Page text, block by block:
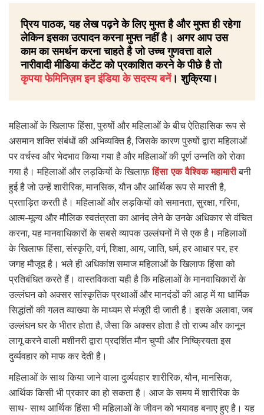
प्रिय पाठक, यह लेख पढ़ने के लिए मुफ्त है और मुफ्त ही रहेगा
लेकिन इसका उत्पादन करना मुफ्त नहीं है। अगर आप उस
काम का समर्थन करना चाहते है जो उच्च गुणवत्ता वाले
नारीवादी मीडिया कंटेंट को प्रकाशित करने के पीछे है तो
कृपया फेमिनिज़म इन इंडिया के सदस्य बनें। शुक्रिया।
महिलाओं के खिलाफ हिंसा, पुरुषों और महिलाओं के बीच ऐतिहासिक रूप से
असमान शक्ति संबंधों की अभिव्यक्ति है, जिसके कारण पुरुषों द्वारा महिलाओं
पर वर्चस्व और भेदभाव किया गया है और महिलाओं की पूर्ण उन्नति को रोका
गया है। महिलाओं और लड़कियों के खिलाफ़हिंसा एक वैश्विक महामारीबनी
हुई है जो उन्हें शारीरिक, मानसिक, यौन और आर्थिक रूप से मारती है,
प्रताड़ित करती है। महिलाओं और लड़कियों को समानता, सुरक्षा, गरिमा,
आत्म-मूल्य और मौलिक स्वतंत्रता का आनंद लेने के उनके अधिकार से वंचित
करना, यह मानवाधिकारों के सबसे व्यापक उल्लंघनों में से एक है। महिलाओं
के खिलाफ हिंसा, संस्कृति, वर्ग, शिक्षा, आय, जाति, धर्म, हर आधार पर, हर
जगह मौजूद है। भले ही अधिकांश समाज महिलाओं के खिलाफ हिंसा को
प्रतिबंधित करते हैं। वास्तविकता यही है कि महिलाओं के मानवाधिकारों के
उल्लंघन को अक्सर सांस्कृतिक प्रथाओं और मानदंडों की आड़ में या धार्मिक
सिद्धांतों की गलत व्याख्या के माध्यम से मंजूरी दी जाती है। इसके अलावा, जब
उल्लंघन घर के भीतर होता है, जैसा कि अक्सर होता है तो राज्य और कानून
लागू करने वाली मशीनरी द्वारा प्रदर्शित मौन चुप्पी और निष्क्रियता इस
दुर्व्यवहार को माफ कर देती है।
महिलाओं के साथ किया जाने वाला दुर्व्यवहार शारीरिक, यौन, मानसिक,
आर्थिक किसी भी प्रकार का हो सकता है। आज के समय में शारीरिक के
साथ- साथ आर्थिक हिंसा भी महिलाओं के जीवन को भयावह बनाए हुए है। यह